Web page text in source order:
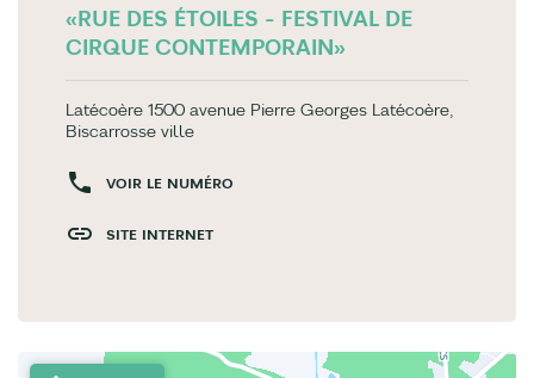
«RUE DES ÉTOILES - FESTIVAL DE
CIRQUE CONTEMPORAIN»
Latécoère 1500 avenue Pierre Georges Latécoère,
Biscarrosse ville
VOIR LE NUMÉRO
SITE INTERNET